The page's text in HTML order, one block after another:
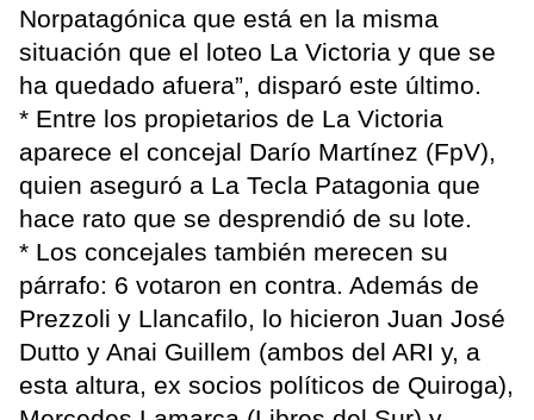
Norpatagónica que está en la misma
situación que el loteo La Victoria y que se
ha quedado afuera”, disparó este último.
* Entre los propietarios de La Victoria
aparece el concejal Darío Martínez (FpV),
quien aseguró a La Tecla Patagonia que
hace rato que se desprendió de su lote.
* Los concejales también merecen su
párrafo: 6 votaron en contra. Además de
Prezzoli y Llancafilo, lo hicieron Juan José
Dutto y Anai Guillem (ambos del ARI y, a
esta altura, ex socios políticos de Quiroga),